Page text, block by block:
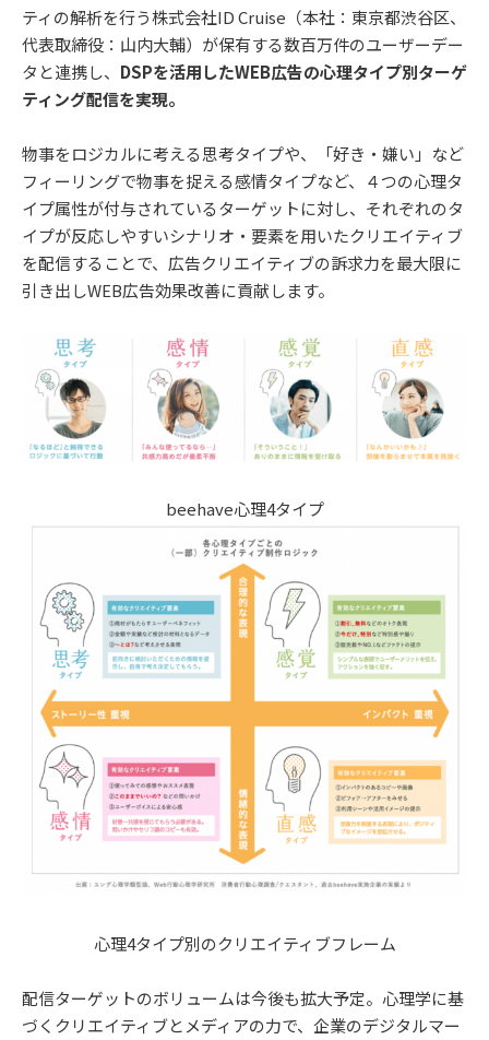
ティの解析を行う株式会社ID Cruise（本社：東京都渋谷区、
代表取締役：山内大輔）が保有する数百万件のユーザーデー
タと連携し、 DSPを活用したWEB広告の心理タイプ別ターゲ
ティング配信を実現。
物事をロジカルに考える思考タイプや、「好き・嫌い」など
フィーリングで物事を捉える感情タイプなど、４つの心理タ
イプ属性が付与されているターゲットに対し、それぞれのタ
イプが反応しやすいシナリオ・要素を用いたクリエイティブ
を配信することで、広告クリエイティブの訴求力を最大限に
引き出しWEB広告効果改善に貢献します。
beehave心理4タイプ
心理4タイプ別のクリエイティブフレーム
配信ターゲットのボリュームは今後も拡大予定。心理学に基
づくクリエイティブとメディアの力で、企業のデジタルマー